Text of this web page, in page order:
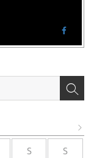
S S